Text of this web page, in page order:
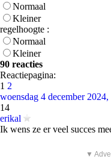
Normaal
Kleiner
regelhoogte :
Normaal
Kleiner
90 reacties
Reactiepagina:
1 2
woensdag 4 december
14
erikal
Ik wens ze er veel succes
▼